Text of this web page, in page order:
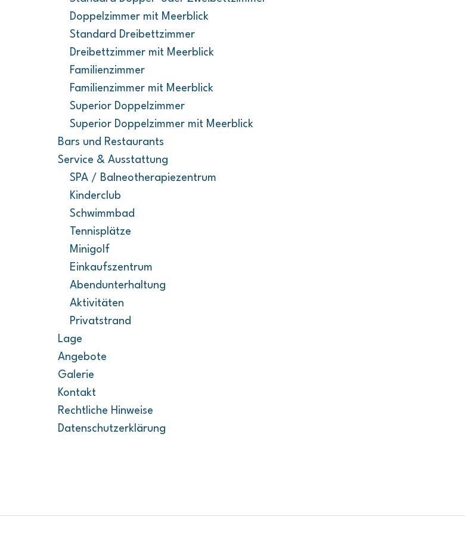
Doppelzimmer mit Meerblick
Standard Dreibettzimmer
Dreibettzimmer mit Meerblick
Familienzimmer
Familienzimmer mit Meerblick
Superior Doppelzimmer
Superior Doppelzimmer mit Meerblick
Bars und Restaurants
Service & Ausstattung
SPA / Balneotherapiezentrum
Kinderclub
Schwimmbad
Tennisplätze
Minigolf
Einkaufszentrum
Abendunterhaltung
Aktivitäten
Privatstrand
Lage
Angebote
Galerie
Kontakt
Rechtliche Hinweise
Datenschutzerklärung